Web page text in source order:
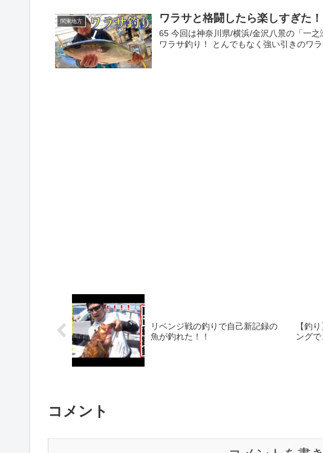
関東地方 ワラサと格闘したら楽しすぎた
65 今回は神奈川県/横浜/金沢八景の「一
ワラサ釣り！ とんでもなく強い引きのワラ
リベンジ戦の釣りで自己新記録の
魚が釣れた！！
【釣
ング
コメント